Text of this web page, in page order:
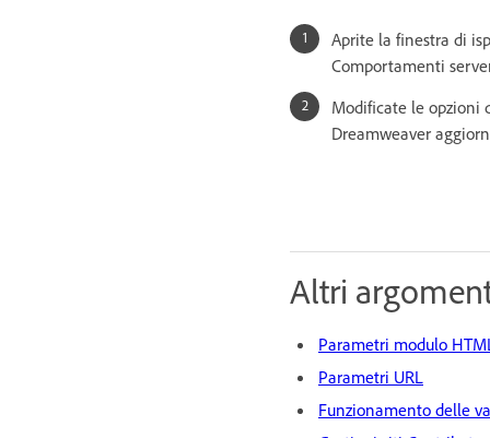
Aprite la finestra di
Comportamenti
Modificate le opzioni
Dreamweaver
Altri
Parametri modulo
Parametri URL
Funzionamento delle